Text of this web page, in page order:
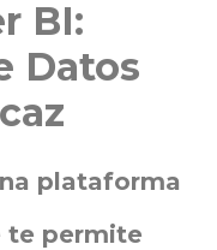
BI:
Datos
plataforma
te permite